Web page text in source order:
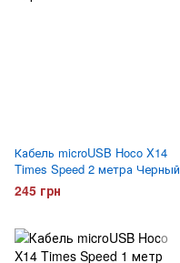
Кабель microUSB Hoco X14
Times Speed 2 метра Черный
245 грн